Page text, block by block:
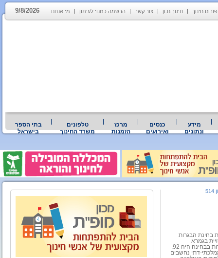
פורום חינוך חינוך נכון צור קשר הרשמה כמנוי לעיתון מי אנחנו 9/8/2026
מידע
ונתונים
כנסים
ואירועים
מרכז
הזמנות
טלפונים
משרד החינוך
בתי הספר
בישראל
בחינת הבגרות
בגמרא
הממלכתי-דתי נחשבים